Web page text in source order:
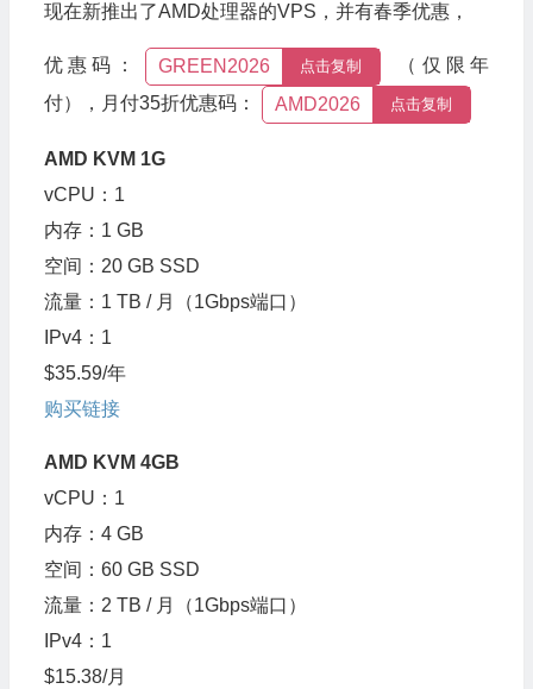
现在新推出了AMD处理器的VPS，并有春季优惠，
优惠码： 点击复制
GREEN2026
（仅限年
付），月付35折优惠码：
点击复制
AMD2026
AMD KVM 1G
vCPU：1
内存：1 GB
空间：20 GB SSD
流量：1 TB / 月（1Gbps端口）
IPv4：1
$35.59/年
购买链接
AMD KVM 4GB
vCPU：1
内存：4 GB
空间：60 GB SSD
流量：2 TB / 月（1Gbps端口）
IPv4：1
$15.38/月